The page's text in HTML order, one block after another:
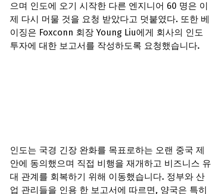
으며 인도에 오기 시작한 다른 엔지니어 60 명은 이
제 다시 머물 것을 요청 받았다고 덧붙였다. 또한 베
이징은 Foxconn 회장 Young Liu에게 회사의 인도
투자에 대한 보고서를 작성하도록 요청했습니다.
인도는 국경 긴장 완화를 목표로하는 오랜 중국 제
안에 동의했으며 직접 비행을 재개하고 비즈니스 유
대 관계를 회복하기 위해 이동했습니다. 정부와 산
업 관리들을 인용 한 보고서에 따르면, 양국은 특히